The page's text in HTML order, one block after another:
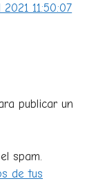
11:50:07
publicar un
spam.
de tus